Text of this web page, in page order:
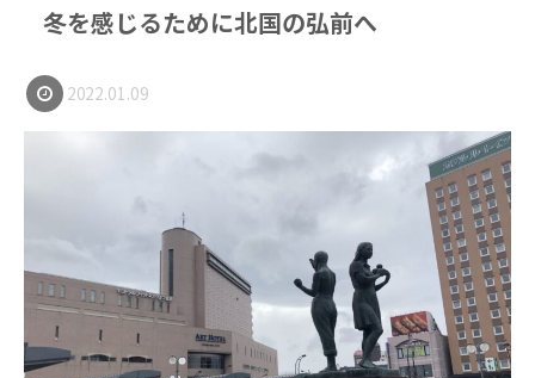
冬を感じるために北国の弘前へ
2022.01.09